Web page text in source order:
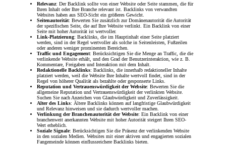
Relevanz: Der Backlink sollte von einer Website oder Seite stammen, die für
Ihren Inhalt oder Ihre Branche relevant ist. Backlinks von verwandten
Websites haben aus SEO-Sicht ein größeres Gewicht.
Seitenautorität: Bewerten Sie zusätzlich zur Domänenautorität die Autorität
der spezifischen Seite, die auf Ihre Website verlinkt. Ein Backlink von einer
Seite mit hoher Autorität ist wertvoller.
Link-Platzierung: Backlinks, die im Hauptinhalt einer Seite platziert
werden, sind in der Regel wertvoller als solche in Seitenleisten, Fußzeilen
oder anderen weniger prominenten Bereichen.
Traffic und Engagement: Berücksichtigen Sie die Menge an Traffic, die die
verlinkende Website erhält, und den Grad der Benutzerinteraktion, wie z. B.
Kommentare, Freigaben und Interaktion mit dem Inhalt.
Redaktionelle Backlinks: Backlinks, die innerhalb redaktioneller Inhalte
platziert werden, weil die Website Ihre Inhalte wertvoll findet, sind in der
Regel von höherer Qualität als bezahlte oder gesponserte Links.
Reputation und Vertrauenswürdigkeit der Website: Bewerten Sie die
allgemeine Reputation und Vertrauenswürdigkeit der verlinkten Website.
Suchen Sie nach Anzeichen von Glaubwürdigkeit und Zuverlässigkeit.
Alter des Links: Ältere Backlinks können auf langfristige Glaubwürdigkeit
und Relevanz hinweisen und sie dadurch wertvoller machen.
Verlinkung der Branchenautorität der Website: Ein Backlink von einer
branchenweit anerkannten Website mit hoher Autorität steigert Ihren SEO-
Wert erheblich.
Soziale Signale: Berücksichtigen Sie die Präsenz der verlinkenden Website
in den sozialen Medien. Websites mit einer aktiven und engagierten sozialen
Fangemeinde können einflussreichere Backlinks bieten.